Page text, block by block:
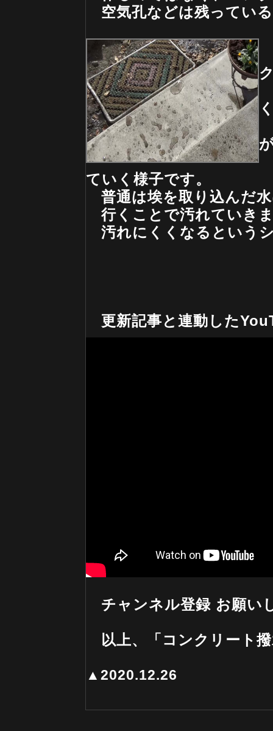
空気孔などは残ってい
ていく様子です。
普通は埃を取り込んだ
行くことで汚れていき
汚れにくくなるという
更新記事と連動した
チャンネル登録 お願い
以上、「コンクリート
▲2020.12.26